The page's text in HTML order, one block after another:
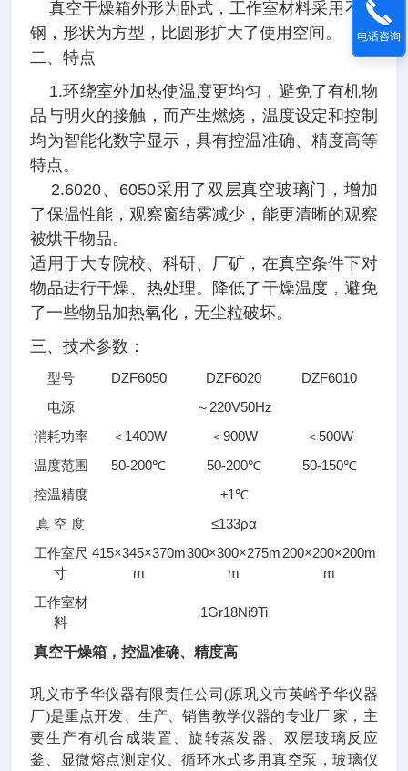
真空干燥箱外形为卧式，工作室材料采用不锈
钢，形状为方型，比圆形扩大了使用空间。
二、特点
1.环绕室外加热使温度更均匀，避免了有机物
品与明火的接触，而产生燃烧，温度设定和控制
均为智能化数字显示，具有控温准确、精度高等
特点。
2.6020、 6050采用了双层真空玻璃门，增加
了保温性能，观察窗结雾减少，能更清晰的观察
被烘干物品。
适用于大专院校、科研、厂矿，在真空条件下对
物品进行干燥、热处理。降低了干燥温度，避免
了一些物品加热氧化，无尘粒破坏。
三、技术参数：
型号 DZF6050 DZF6020
DZF6010
电源
～220V50Hz
消耗功率
＜1400W ＜900W
＜500W
温度范围
50-200℃ 50-200℃
50-150℃
控温精度
±1℃
真 空 度
≤133ρα
工作室尺
寸
415×345×370m
m
300×300×275m
m
200×200×200m
m
工作室材
料
1Gr18Ni9Ti
真空干燥箱，控温准确、精度高
巩义市予华仪器有限责任公司(原巩义市英峪予华仪器
厂)是重点开发、生产、销售教学仪器的专业厂 家，主
要生产有机合成装置、旋转蒸发器、双层玻璃反应
釜、显微熔点测定仪、循环水式多用真空泵，玻璃仪
电话咨询